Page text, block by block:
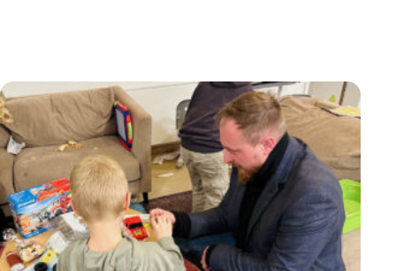
L
e
i
s
t
u
n
n